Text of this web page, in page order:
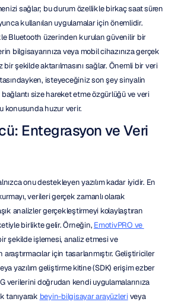
sağlar; bu durum özellikle birkaç saat süren
kullanılan uygulamalar için önemlidir.
Bluetooth üzerinden kurulan güvenilir bir
bilgisayarınıza veya mobil cihazınıza gerçek
şekilde aktarılmasını sağlar. Önemli bir veri
isteyeceğiniz son şey sinyalin
size hareket etme özgürlüğü ve veri
konusunda huzur verir.
Entegrasyon ve Veri
onu destekleyen yazılım kadar iyidir. En
verileri gerçek zamanlı olarak
analizler gerçekleştirmeyi kolaylaştıran
birlikte gelir. Örneğin, EmotivPRO ve
şekilde işlemesi, analiz etmesi ve
için tasarlanmıştır. Geliştiriciler
yazılım geliştirme kitine (SDK) erişim ezber
verilerini doğrudan kendi uygulamalarınıza
tanıyarak beyin-bilgisayar arayüzleri veya